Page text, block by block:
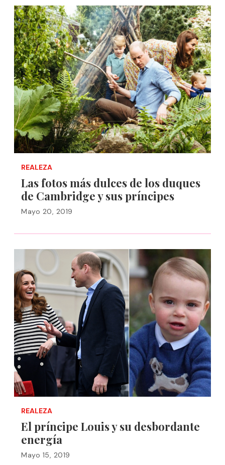
REALEZA
Las fotos más dulces de los duques
de Cambridge y sus príncipes
Mayo 20, 2019
REALEZA
El príncipe Louis y su desbordante
energía
Mayo 15, 2019